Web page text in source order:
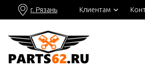
г. Рязань Клиентам